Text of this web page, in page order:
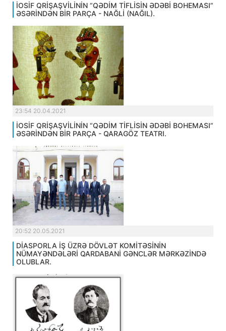
İOSİF QRİŞAŞVİLİNİN “QƏDİM TİFLİSİN ƏDƏBİ BOHEMASI”
ƏSƏRİNDƏN BİR PARÇA - NAĞLİ (NAĞIL).
23:54 20.04.2021
İOSİF QRİŞAŞVİLİNİN “QƏDİM TİFLİSİN ƏDƏBİ BOHEMASI”
ƏSƏRİNDƏN BİR PARÇA - QARAGÖZ TEATRI.
20:52 20.05.2021
DİASPORLA İŞ ÜZRƏ DÖVLƏT KOMİTƏSİNİN
NÜMAYƏNDƏLƏRİ QARDABANİ GƏNCLƏR MƏRKƏZİNDƏ
OLUBLAR.